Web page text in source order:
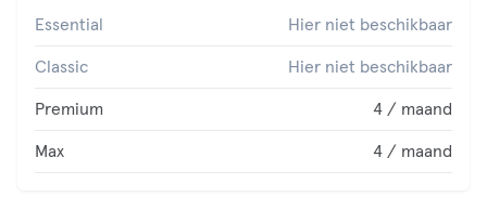
Essential Hier niet beschikbaar
Classic Hier niet beschikbaar
Premium 4 / maand
Max 4 / maand